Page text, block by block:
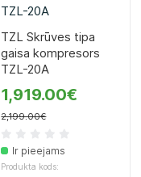
TZL Skrūves tipa
gaisa kompresors
TZL-20A
1,919.00€
2,199.00€
Ir pieejams
Produkta kods: